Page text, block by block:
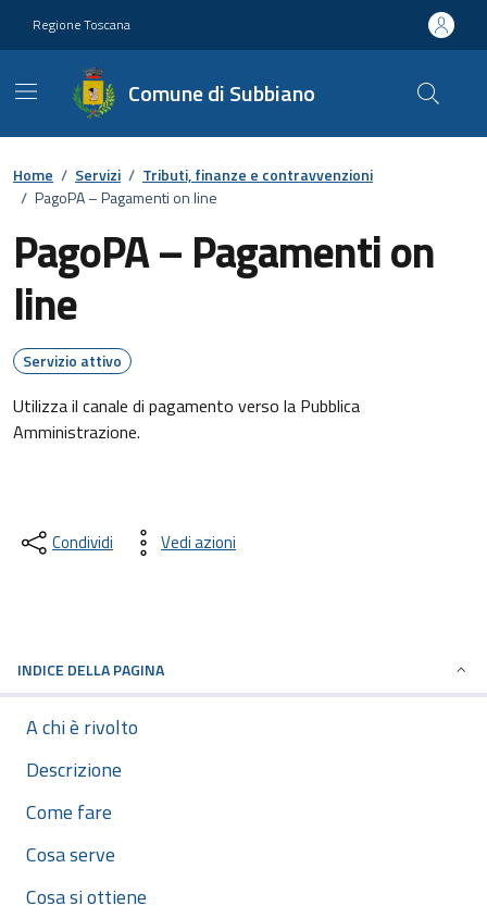
Regione Toscana
Comune di Subbiano
Home / Servizi / Tributi, finanze e contravvenzioni
/ PagoPA – Pagamenti on line
PagoPA – Pagamenti on
line
Servizio attivo
Utilizza il canale di pagamento verso la Pubblica
Amministrazione.
Condividi Vedi azioni
INDICE DELLA PAGINA
A chi è rivolto
Descrizione
Come fare
Cosa serve
Cosa si ottiene